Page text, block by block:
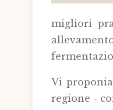
migliori
Vi
regione -